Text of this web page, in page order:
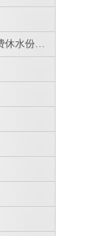
ZKF-1型自动卡尔费休水份测定仪